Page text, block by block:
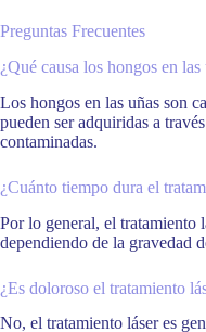
Preguntas Frecuentes
¿Qué causa los hongos en las
Los hongos en las uñas son
pueden ser adquiridas a
contaminadas.
¿Cuánto tiempo dura el
Por lo general, el tratamiento
dependiendo de la gravedad
¿Es doloroso el tratamiento
No, el tratamiento láser es